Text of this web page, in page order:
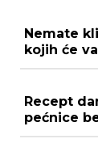
Nemate
kojih će
Recept
pećnice